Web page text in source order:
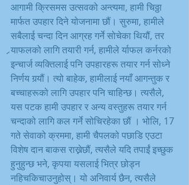
आगामी क्रिसमस उत्सवको अन्त्यमा, हामी चिठ्ठा
मार्फत उपहार दिने योजनामा ​​छौं। सुरुमा, हामीले
सबैलाई चन्दा दिन आग्रह गर्ने सोचेका थियौं, तर
र्‍याफलको लागि तयारी गर्न, हामीले र्याफल कर्नरको
इन्चार्ज व्यक्तिलाई पनि उपहारहरू तयार गर्न सोध्ने
निर्णय गर्‍यौं। त्यो बाहेक, हामीलाई नयाँ आगन्तुक र
बच्चाहरूको लागि उपहार पनि चाहिन्छ। त्यसैले,
यस पटक हामी उपहार र अन्य वस्तुहरू तयार गर्न
चन्दाको लागि कल गर्ने सोचिरहेका छौं । भोलि, 17
गते सेवाको क्रममा, हामी चैपलको पछाडि एउटा
विशेष दान बाकस राख्नेछौं, त्यसैले यदि तपाईं इच्छुक
हुनुहुन्छ भने, कृपया यसलाई भित्र छोड्न
नहिचकिचाउनुहोस्। यो अनिवार्य छैन, त्यसैले